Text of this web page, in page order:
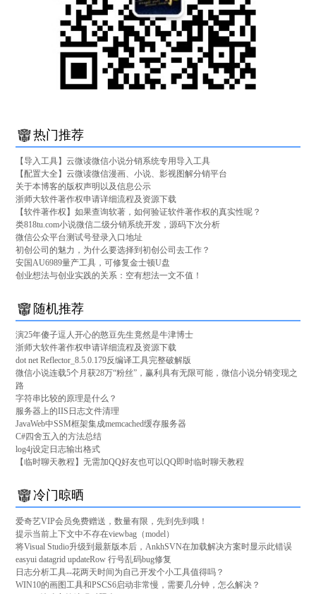
热门推荐
【导入工具】云微读微信小说分销系统专用导入工具
【配置大全】云微读微信漫画、小说、影视图解分销平台
关于本博客的版权声明以及信息公示
浙师大软件著作权申请详细流程及资源下载
【软件著作权】如果查询软著，如何验证软件著作权的真实性呢？
类818tu.com小说微信二级分销系统开发，源码下次分析
微信公众平台测试号登录入口地址
初创公司的魅力，为什么要选择到初创公司去工作？
安国AU6989量产工具，可修复金士顿U盘
创业想法与创业实践的关系：空有想法一文不值！
随机推荐
演25年傻子逗人开心的憨豆先生竟然是牛津博士
浙师大软件著作权申请详细流程及资源下载
dot net Reflector_8.5.0.179反编译工具完整破解版
微信小说连载5个月获28万“粉丝”，赢利具有无限可能，微信小说分销变现之
路
字符串比较的原理是什么？
服务器上的IIS日志文件清理
JavaWeb中SSM框架集成memcached缓存服务器
C#四舍五入的方法总结
log4j设定日志输出格式
【临时聊天教程】无需加QQ好友也可以QQ即时临时聊天教程
冷门晾晒
爱奇艺VIP会员免费赠送，数量有限，先到先到哦！
提示当前上下文中不存在viewbag（model）
将Visual Studio升级到最新版本后，AnkhSVN在加载解决方案时显示此错误
easyui datagrid updateRow 行号乱码bug修复
日志分析工具--花两天时间为自己开发个小工具值得吗？
WIN10的画图工具和PSCS6启动非常慢，需要几分钟，怎么解决？